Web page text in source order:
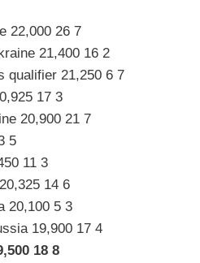
22,000 26 7
21,400 16 2
qualifier 21,250 6 7
17 3
20,900 21 7
5
11 3
14 6
20,100 5 3
19,900 17 4
18 8